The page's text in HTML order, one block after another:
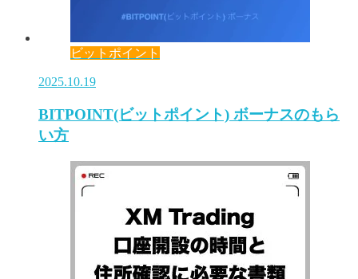
ビットポイント
2025.10.19
BITPOINT(ビットポイント) ボーナスのもら
い方